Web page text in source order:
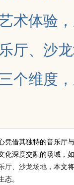
术体验
厅、沙
个维度
凭借其独特的音乐厅
化深度交融的场域，
厅、沙龙场地 ，本文
态。